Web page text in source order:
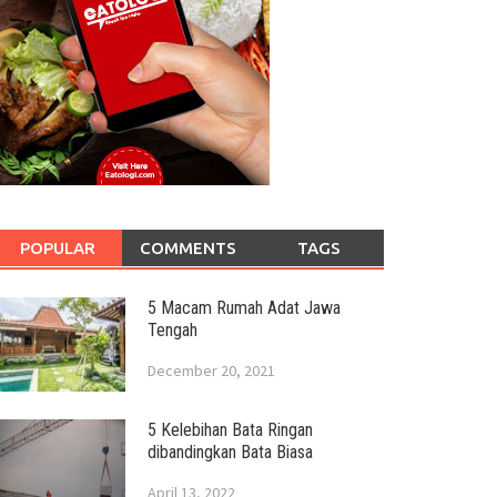
POPULAR COMMENTS TAGS
5 Macam Rumah Adat Jawa
Tengah
December 20, 2021
5 Kelebihan Bata Ringan
dibandingkan Bata Biasa
April 13, 2022